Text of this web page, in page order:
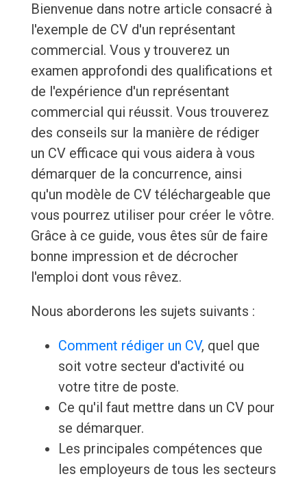
Bienvenue dans notre article consacré à
l'exemple de CV d'un représentant
commercial. Vous y trouverez un
examen approfondi des qualifications et
de l'expérience d'un représentant
commercial qui réussit. Vous trouverez
des conseils sur la manière de rédiger
un CV efficace qui vous aidera à vous
démarquer de la concurrence, ainsi
qu'un modèle de CV téléchargeable que
vous pourrez utiliser pour créer le vôtre.
Grâce à ce guide, vous êtes sûr de faire
bonne impression et de décrocher
l'emploi dont vous rêvez.
Nous aborderons les sujets suivants :
Comment rédiger un CV, quel que
soit votre secteur d'activité ou
votre titre de poste.
Ce qu'il faut mettre dans un CV pour
se démarquer.
Les principales compétences que
les employeurs de tous les secteurs